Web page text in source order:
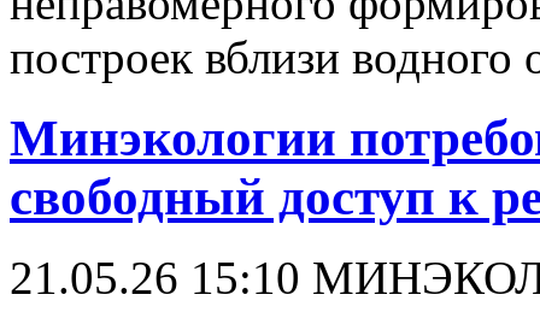
построек вблизи водного
Минэкологии
свободный доступ к
21.05.26 15:10